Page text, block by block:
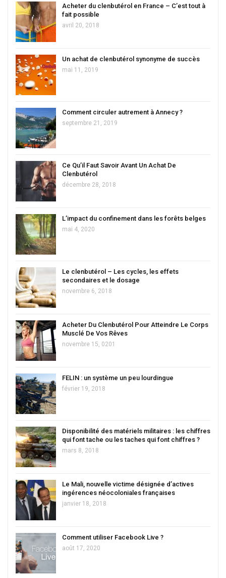
Acheter du clenbutérol en France – C’est tout à
fait possible
avril 20, 2018
Un achat de clenbutérol synonyme de succès
mai 11, 2019
Comment circuler autrement à Annecy ?
septembre 21, 2019
Ce Qu’il Faut Savoir Avant Un Achat De
Clenbutérol
décembre 28, 2018
L’impact du confinement dans les forêts belges
mai 4, 2020
Le clenbutérol – Les cycles, les effets
secondaires et le dosage
novembre 6, 2018
Acheter Du Clenbutérol Pour Atteindre Le Corps
Musclé De Vos Rêves
novembre 15, 0201
FELIN : un système un peu lourdingue
février 19, 2018
Disponibilité des matériels militaires : les chiffres
qui font tache ou les taches qui font chiffres ?
mars 8, 2018
Le Mali, nouvelle victime désignée d’actives
ingérences néocoloniales françaises
janvier 18, 2018
Comment utiliser Facebook Live ?
août 17, 2020